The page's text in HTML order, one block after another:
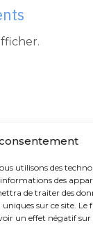
utilisons des
des
de traiter des
sur ce site. Le
un effet négatif sur